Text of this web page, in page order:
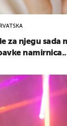
za njegu sada